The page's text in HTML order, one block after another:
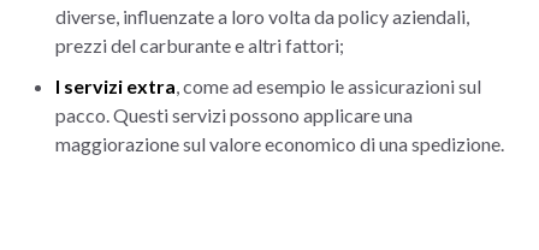
diverse, influenzate a loro volta da policy aziendali,
prezzi del carburante e altri fattori;
I servizi extra, come ad esempio le assicurazioni sul
pacco. Questi servizi possono applicare una
maggiorazione sul valore economico di una spedizione.